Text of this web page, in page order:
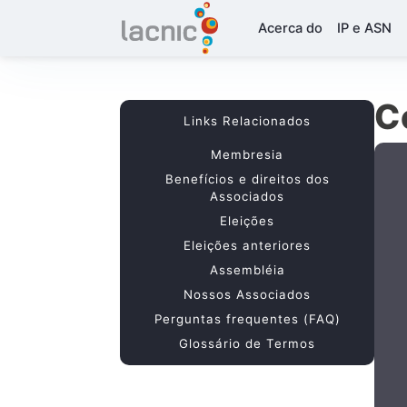
Acerca do IP e ASN
Links Relacionados
Membresia
Benefícios e direitos dos
Associados
Eleições
Eleições anteriores
Assembléia
Nossos Associados
Perguntas frequentes (FAQ)
Glossário de Termos